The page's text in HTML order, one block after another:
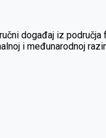
događaj iz područja
i međunarodnoj